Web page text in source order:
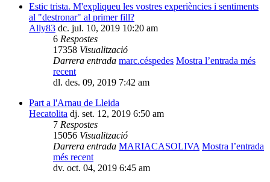
Estic trista. M'expliqueu les vostres experiències i sentiments
al "destronar" al primer fill?
Ally83 dc. jul. 10, 2019 10:20 am
6 Respostes
17358 Visualització
Darrera entrada marc.céspedes Mostra l’entrada més
recent
dl. des. 09, 2019 7:42 am
Part a l'Arnau de Lleida
Hecatolita dj. set. 12, 2019 6:50 am
7 Respostes
15056 Visualització
Darrera entrada MARIACASOLIVA Mostra l’entrada
més recent
dv. oct. 04, 2019 6:45 am